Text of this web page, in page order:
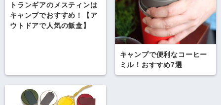
トランギアのメスティンは
キャンプでおすすめ！【ア
ウトドアで人気の飯盒】
キャンプで便利なコーヒー
ミル！おすすめ7選